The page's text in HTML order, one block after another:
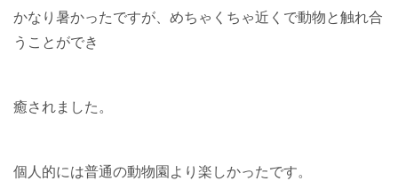
かなり暑かったですが、めちゃくちゃ近くで動物と触れ合
うことができ
癒されました。
個人的には普通の動物園より楽しかったです。